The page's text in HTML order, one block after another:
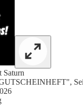
Saturn